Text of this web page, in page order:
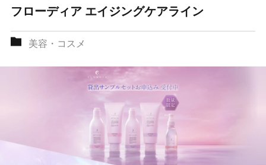
フローディア エイジングケアライン
美容・コスメ